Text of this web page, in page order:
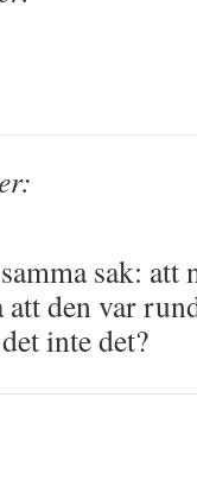
sak: att
den var
inte det?